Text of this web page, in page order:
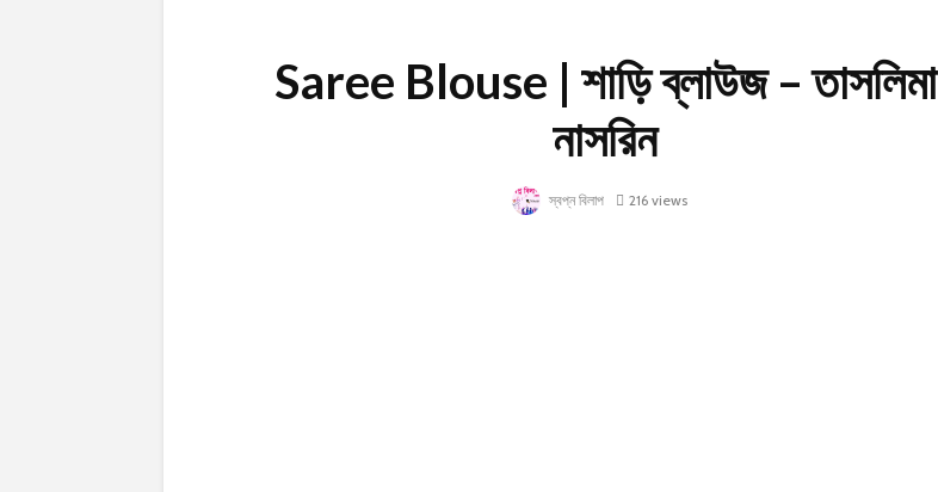
Saree Blouse | শাড়ি ব্লাউজ – তাসলিমা
নাসরিন
স্বপ্ন বিলাপ 216 views